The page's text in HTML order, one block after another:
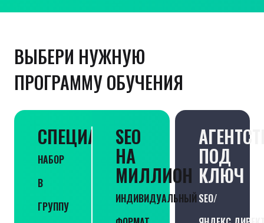
ВЫБЕРИ НУЖНУЮ
ПРОГРАММУ ОБУЧЕНИЯ
СПЕЦИАЛИСТ
НАБОР
В
ГРУППУ
SEO
НА
МИЛЛИОН
ИНДИВИДУАЛЬНЫЙ
ПОД
КЛЮЧ
SEO/